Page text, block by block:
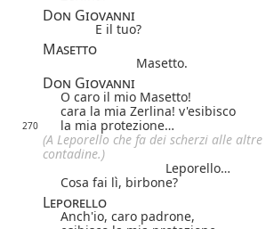
Don Giovanni
E il tuo?
Masetto
Masetto.
Don Giovanni
O caro il mio Masetto!
cara la mia Zerlina! v'esibisco
270 la mia protezione…
(A Leporello che fa dei scherzi alle altre
contadine.)
Leporello…
Cosa fai lì, birbone?
Leporello
Anch'io, caro padrone,